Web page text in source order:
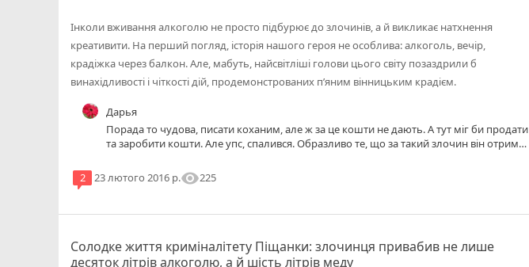
Інколи вживання алкоголю не просто підбурює до злочинів, а й викликає натхнення
креативити. На перший погляд, історія нашого героя не особлива: алкоголь, вечір,
крадіжка через балкон. Але, мабуть, найсвітліші голови цього світу позаздрили б
винахідливості і чіткості дій, продемонстрованих п’яним вінницьким крадієм.
Дарья
Порада то чудова, писати коханим, але ж за це кошти не дають. А тут міг би продати
та заробити кошти. Але упс, спалився. Образливо те, що за такий злочин він отримав
2
23 лютого 2016 р.visibility225
Солодке життя криміналітету Піщанки: злочинця привабив не лише
десяток літрів алкоголю, а й шість літрів меду